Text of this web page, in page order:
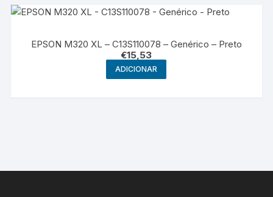
EPSON M320 XL – C13S110078 – Genérico – Preto
€15,53
ADICIONAR